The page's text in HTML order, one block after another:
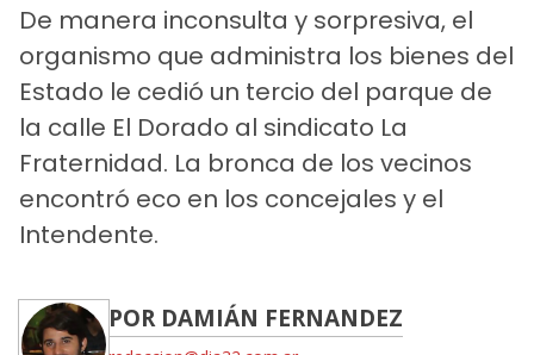
De manera inconsulta y sorpresiva, el
organismo que administra los bienes del
Estado le cedió un tercio del parque de
la calle El Dorado al sindicato La
Fraternidad. La bronca de los vecinos
encontró eco en los concejales y el
Intendente.
POR DAMIÁN FERNANDEZ